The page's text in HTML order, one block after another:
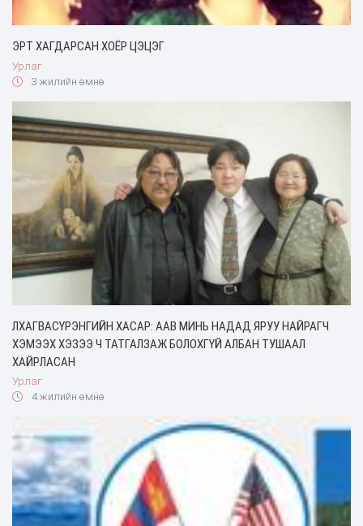
ЭРТ ХАГДАРСАН ХОЁР ЦЭЦЭГ
Урлаг
3 жилийн өмнө
ЛХАГВАСҮРЭНГИЙН ХАСАР: ААВ МИНЬ НАДАД ЯРУУ НАЙРАГЧ
ХЭМЭЭХ ХЭЗЭЭ Ч ТАТГАЛЗАЖ БОЛОХГҮЙ АЛБАН ТУШААЛ
ХАЙРЛАСАН
Урлаг
4 жилийн өмнө